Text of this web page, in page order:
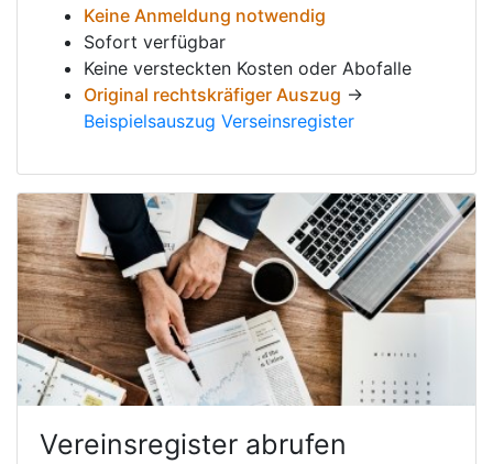
Keine Anmeldung notwendig
Sofort verfügbar
Keine versteckten Kosten oder Abofalle
Original rechtskräfiger Auszug →
Beispielsauszug Verseinsregister
Vereinsregister abrufen